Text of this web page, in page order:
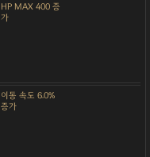
HP MAX 400 증
가
이동 속도 6.0%
증가